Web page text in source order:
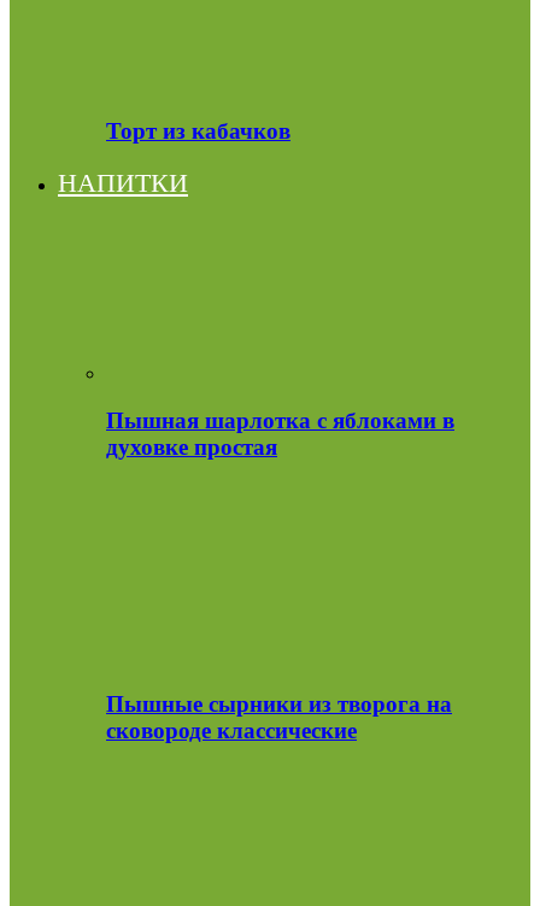
Торт из кабачков
НАПИТКИ
Пышная шарлотка с яблоками в
духовке простая
Пышные сырники из творога на
сковороде классические